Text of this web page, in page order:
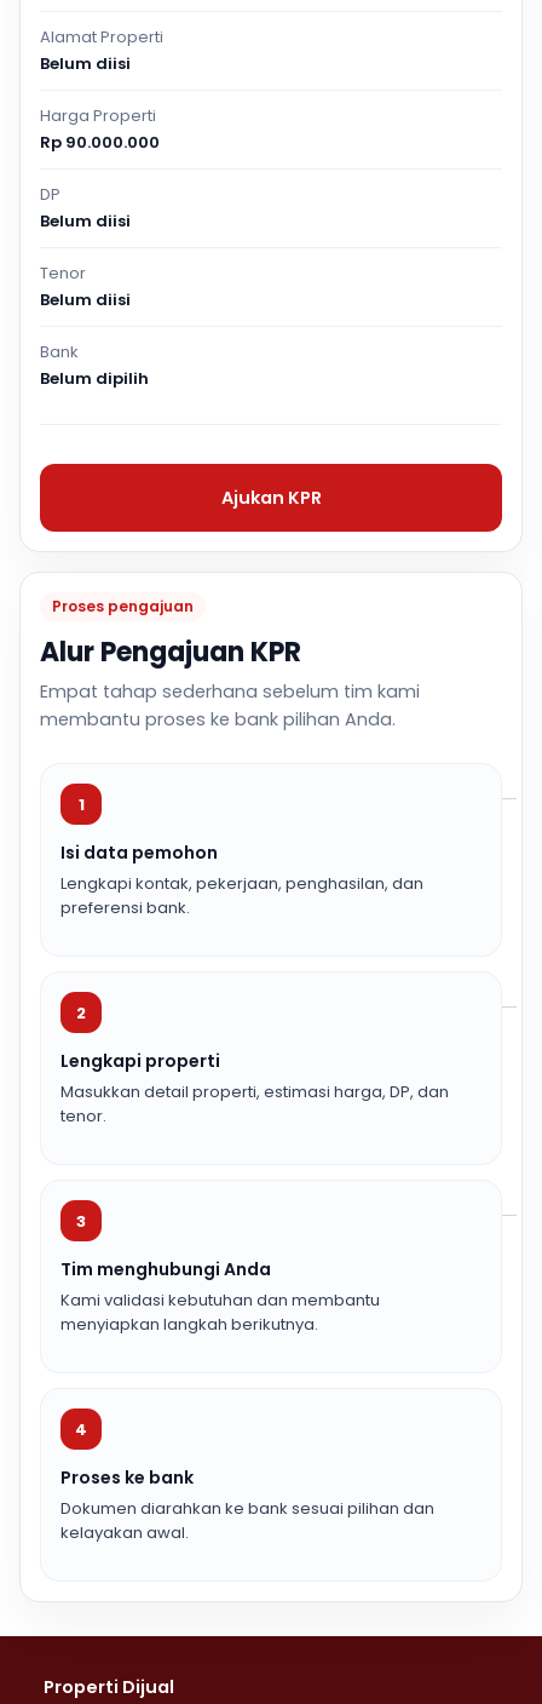
Proses pengajuan
Alur Pengajuan KPR
Empat tahap sederhana sebelum tim kami
membantu proses ke bank pilihan Anda.
1
Isi data pemohon
Lengkapi kontak, pekerjaan, penghasilan, dan
preferensi bank.
2
Lengkapi properti
Masukkan detail properti, estimasi harga, DP, dan
tenor.
3
Tim menghubungi Anda
Kami validasi kebutuhan dan membantu
menyiapkan langkah berikutnya.
4
Proses ke bank
Dokumen diarahkan ke bank sesuai pilihan dan
kelayakan awal.
Alamat Properti
Belum diisi
Harga Properti
Rp 90.000.000
DP
Belum diisi
Tenor
Belum diisi
Bank
Belum dipilih
Ajukan KPR
Properti Dijual